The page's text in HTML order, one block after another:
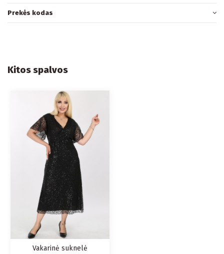
Prekės kodas
Kitos spalvos
Vakarinė suknelė